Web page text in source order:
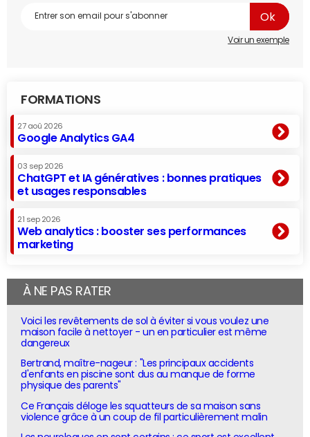
Voir un exemple
FORMATIONS
27 aoû 2026
Google Analytics GA4
03 sep 2026
ChatGPT et IA génératives : bonnes pratiques
et usages responsables
21 sep 2026
Web analytics : booster ses performances
marketing
À NE PAS RATER
Voici les revêtements de sol à éviter si vous voulez une
maison facile à nettoyer - un en particulier est même
dangereux
Bertrand, maître-nageur : "Les principaux accidents
d'enfants en piscine sont dus au manque de forme
physique des parents"
Ce Français déloge les squatteurs de sa maison sans
violence grâce à un coup de fil particulièrement malin